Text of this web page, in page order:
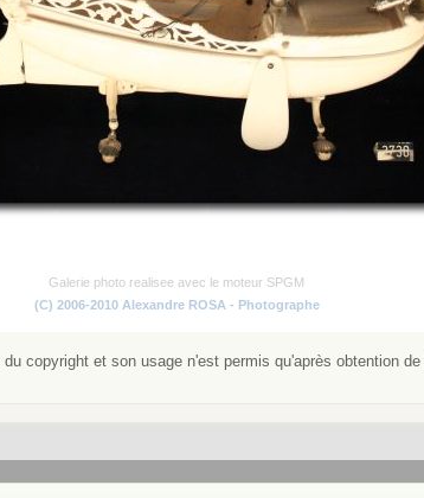
Galerie photo realisee avec le moteur SPGM
(C) 2006-2010 Alexandre ROSA - Photographe
copyright et son usage n'est permis qu'après obtention de